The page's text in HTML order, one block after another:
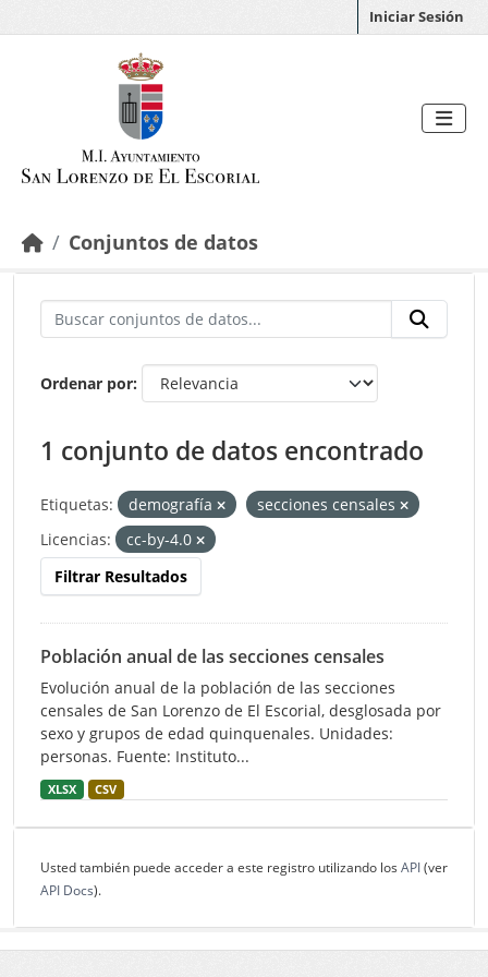
Iniciar Sesión
Conjuntos de datos
Ordenar por
1 conjunto de datos encontrado
Etiquetas: demografía
secciones censales
Licencias:
cc-by-4.0
Filtrar Resultados
Población anual de las secciones censales
Evolución anual de la población de las secciones
censales de San Lorenzo de El Escorial, desglosada por
sexo y grupos de edad quinquenales. Unidades:
personas. Fuente: Instituto...
XLSX CSV
Usted también puede acceder a este registro utilizando los API(ver
API Docs).